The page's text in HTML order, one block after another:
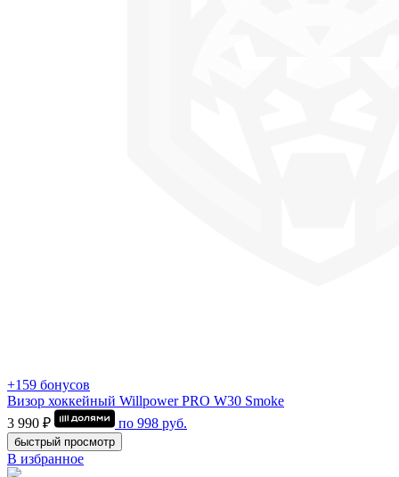
+159 бонусов
Визор хоккейный Willpower PRO W30 Smoke
3 990 ₽
по 998 руб.
быстрый просмотр
В избранное